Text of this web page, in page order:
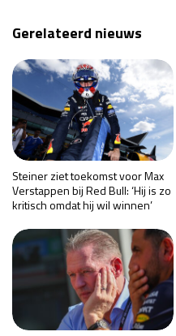
Gerelateerd nieuws
Steiner ziet toekomst voor Max
Verstappen bij Red Bull: ‘Hij is zo
kritisch omdat hij wil winnen’